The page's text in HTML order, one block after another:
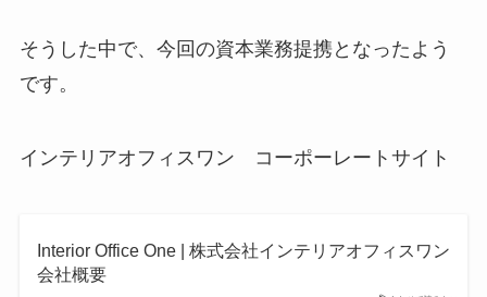
そうした中で、今回の資本業務提携となったよう
です。
インテリアオフィスワン コーポーレートサイト
Interior Office One | 株式会社インテリアオフィスワン
会社概要